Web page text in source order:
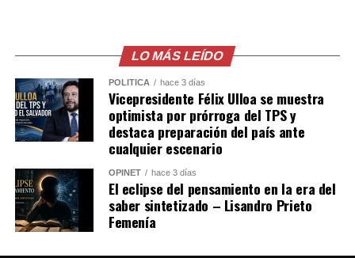
https://t.co/PUSHvHC3I7
pic.twitter.com/7xlTBAQ77c
— Blog del Narco
México
(@blogdelnarcomx)
August 5, 2026
LO MÁS LEÍDO
POLÍTICA hace 3 días
Vicepresidente Félix Ulloa se muestra
optimista por prórroga del TPS y
destaca preparación del país ante
cualquier escenario
OPINET hace 3 días
El eclipse del pensamiento en la era del
saber sintetizado – Lisandro Prieto
Femenía